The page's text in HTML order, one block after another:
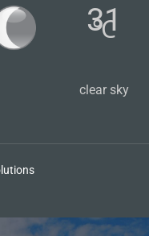
31
℃
clear sky